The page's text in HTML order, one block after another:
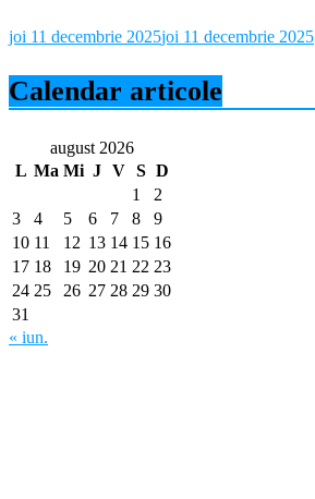
joi 11 decembrie 2025joi 11 decembrie 2025
Calendar articole
august 2026
L Ma Mi J V S D
1
2
3
4 5 6 7 8
9
10 11 12 13 14 15 16
17 18 19 20 21 22 23
24 25 26 27 28 29 30
31
« iun.